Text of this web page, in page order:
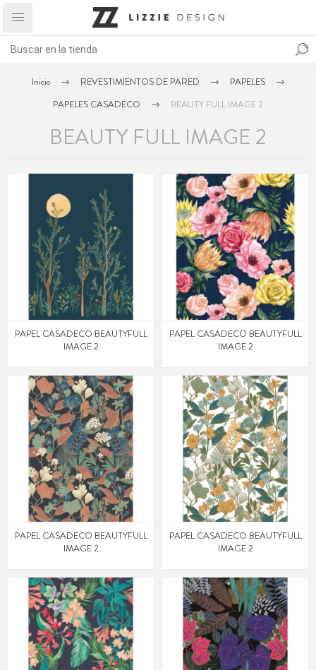
Inicio REVESTIMIENTOS DE PARED
PAPELES
PAPELES CASADECO
BEAUTY FULL IMAGE 2
BEAUTY FULL IMAGE 2
PAPEL CASADECO BEAUTYFULL
IMAGE 2
PAPEL CASADECO BEAUTYFULL
IMAGE 2
PAPEL CASADECO BEAUTYFULL
IMAGE 2
PAPEL CASADECO BEAUTYFULL
IMAGE 2